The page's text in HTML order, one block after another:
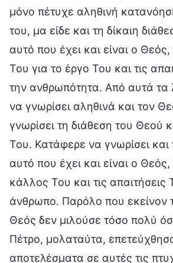
μόνο πέτυχε αληθινή
του, μα είδε και τη δίκαιη
αυτό που έχει και είναι ο Θεός,
Του για το έργο Του και τις
την ανθρωπότητα. Από αυτά τα
να γνωρίσει αληθινά και τον
γνωρίσει τη διάθεση του Θεού
Του. Κατάφερε να γνωρίσει και
αυτό που έχει και είναι ο
κάλλος Του και τις απαιτήσεις
άνθρωπο. Παρόλο που εκείνον
Θεός δεν μιλούσε τόσο πολύ
Πέτρο, μολαταύτα,
αποτελέσματα σε αυτές τις